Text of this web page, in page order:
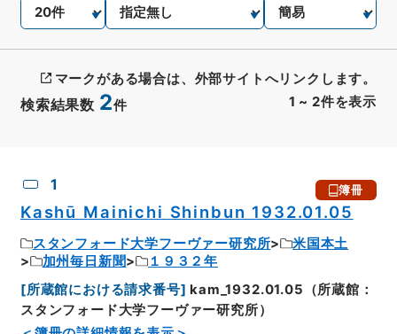
検索結果数 2件 1 ~ 2件を表示
マークがある場合は、外部サイトへリンクします。
1 簿冊
Kashū Mainichi Shinbun 1932.01.05
スタンフォード大学フーヴァー研究所
米国本土
加州毎日新聞
１９３２年
[所蔵館における請求番号] kam_1932.01.05（所蔵館：
スタンフォード大学フーヴァー研究所）